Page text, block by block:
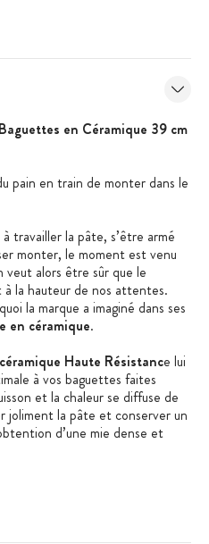
en Céramique 39 cm
pain en train de monter dans le
travailler la pâte, s’être armé
monter, le moment est venu
veut alors être sûr que le
la hauteur de nos attentes.
la marque a imaginé dans ses
en céramique.
céramique Haute Résistance lui
à vos baguettes faites
et la chaleur se diffuse de
joliment la pâte et conserver un
d’une mie dense et
à tartiner pour le goûter, à